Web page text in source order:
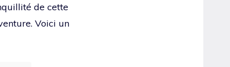
de cette
Voici un